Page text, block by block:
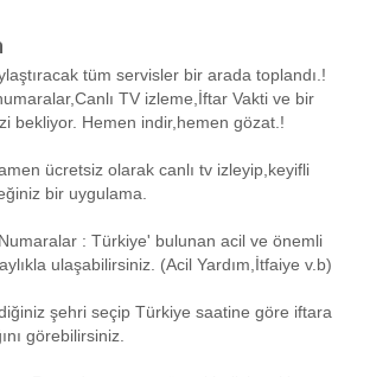
tüm servisler bir arada toplandı.!
TV izleme,İftar Vakti ve bir
bekliyor. Hemen indir,hemen gözat.!
ücretsiz olarak canlı tv izleyip,keyifli
bir uygulama.
: Türkiye' bulunan acil ve önemli
ulaşabilirsiniz. (Acil Yardım,İtfaiye v.b)
şehri seçip Türkiye saatine göre iftara
görebilirsiniz.